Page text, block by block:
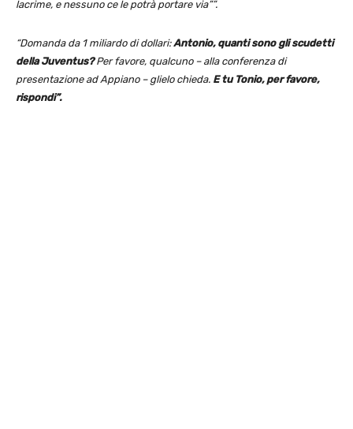
lacrime, e nessuno ce le potrà portare via””.
“Domanda da 1 miliardo di dollari:Antonio, quanti sono gli scudetti
della Juventus?Per favore, qualcuno – alla conferenza di
presentazione ad Appiano – glielo chieda. E tu Tonio, per favore,
rispondi”.